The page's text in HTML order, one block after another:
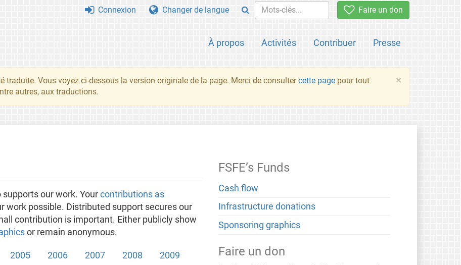
Faire un don
À propos Activités Contribuer Presse
Connexion Changer de langue
×
traduite. Vous voyez ci-dessous la version originale de la page. Merci de consultercette page pour tout
autres, aux traductions.
our work. Your contributions as
work possible. Distributed support secures our
contribution is important. Either publicly show
or remain anonymous.
2005 2006 2007 2008 2009
FSFE’s Funds
Cash flow
Infrastructure donations
Sponsoring graphics
Faire un don